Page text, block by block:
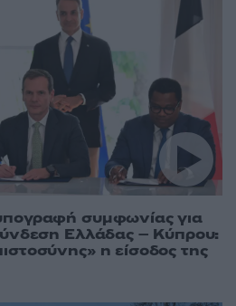
συμφωνίας για
Ελλάδας – Κύπρου:
η είσοδος της